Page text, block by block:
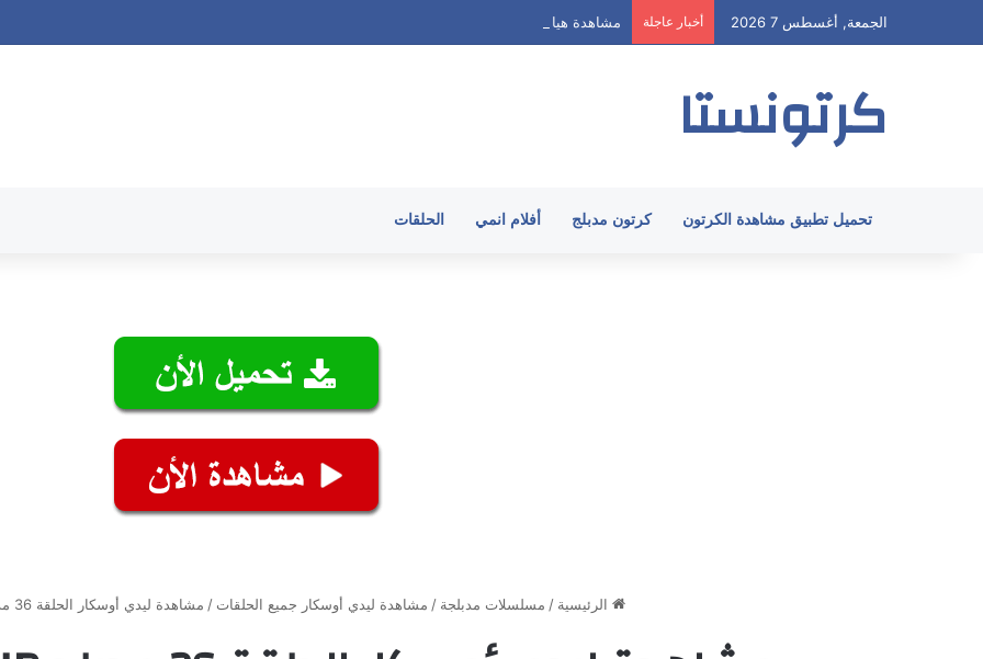
الجمعة, أغسطس 7 2026 أخبار عاجلة مشاهدة هيا ارنولد الحلقة 62 مدبلج HD جميع الحلقات
كرتونستا
تحميل تطبيق مشاهدة الكرتون كرتون مدبلج أفلام انمي الحلقات
الرئيسية / مسلسلات مدبلجة / مشاهدة ليدي أوسكار جميع الحلقات / مشاهدة ليدي أوسكار الحلقة 36 مدبلج HD جميع الحلقات